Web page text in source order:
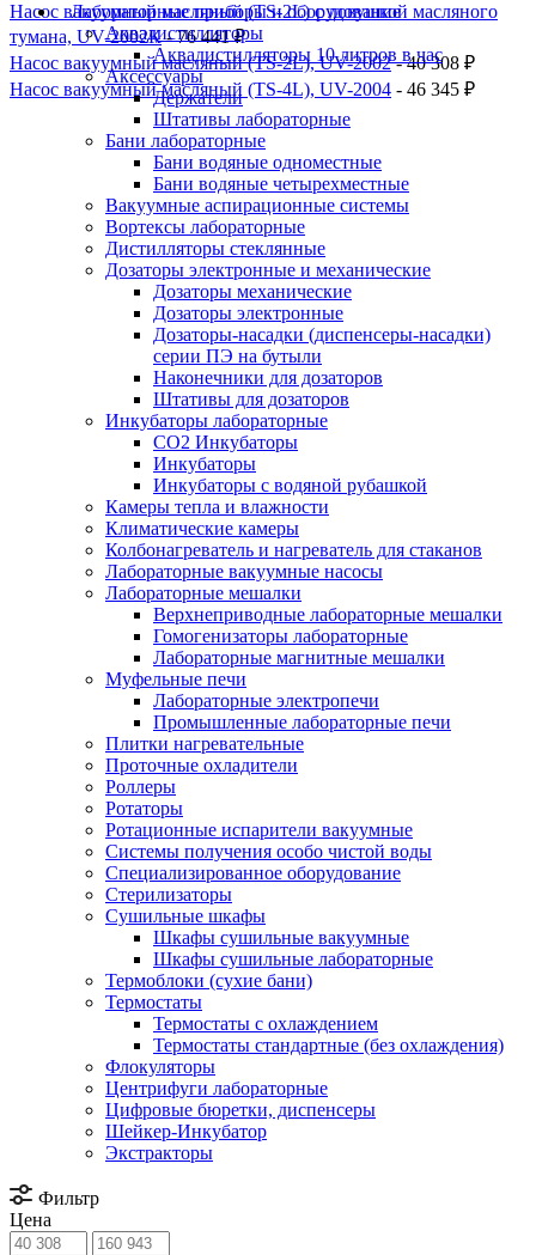
Насос вакуумный масляный (TS-2L) с ловушкой масляного
тумана, UV-2002К- 76 441 ₽
Насос вакуумный масляный (TS-2L), UV-2002- 40 308 ₽
Насос вакуумный масляный (TS-4L), UV-2004 - 46 345 ₽
Лабораторные приборы и оборудование
Аквадистилляторы
Аквадистилляторы 10 литров в час
Аксессуары
Держатели
Штативы лабораторные
Бани лабораторные
Бани водяные одноместные
Бани водяные четырехместные
Вакуумные аспирационные системы
Вортексы лабораторные
Дистилляторы стеклянные
Дозаторы электронные и механические
Дозаторы механические
Дозаторы электронные
Дозаторы-насадки (диспенсеры-насадки)
серии ПЭ на бутыли
Наконечники для дозаторов
Штативы для дозаторов
Инкубаторы лабораторные
CO2 Инкубаторы
Инкубаторы
Инкубаторы с водяной рубашкой
Камеры тепла и влажности
Климатические камеры
Колбонагреватель и нагреватель для стаканов
Лабораторные вакуумные насосы
Лабораторные мешалки
Верхнеприводные лабораторные мешалки
Гомогенизаторы лабораторные
Лабораторные магнитные мешалки
Муфельные печи
Лабораторные электропечи
Промышленные лабораторные печи
Плитки нагревательные
Проточные охладители
Роллеры
Ротаторы
Ротационные испарители вакуумные
Системы получения особо чистой воды
Специализированное оборудование
Стерилизаторы
Сушильные шкафы
Шкафы сушильные вакуумные
Шкафы сушильные лабораторные
Термоблоки (сухие бани)
Термостаты
Термостаты с охлаждением
Термостаты стандартные (без охлаждения)
Флокуляторы
Центрифуги лабораторные
Цифровые бюретки, диспенсеры
Шейкер-Инкубатор
Экстракторы
Фильтр
Цена